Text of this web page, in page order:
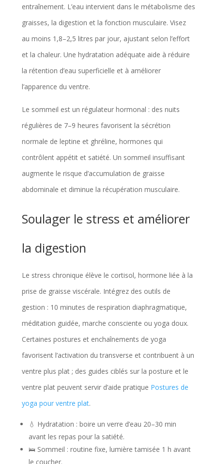
entraînement. L’eau intervient dans le métabolisme des
graisses, la digestion et la fonction musculaire. Visez
au moins 1,8–2,5 litres par jour, ajustant selon l’effort
et la chaleur. Une hydratation adéquate aide à réduire
la rétention d’eau superficielle et à améliorer
l’apparence du ventre.
Le sommeil est un régulateur hormonal : des nuits
régulières de 7–9 heures favorisent la sécrétion
normale de leptine et ghréline, hormones qui
contrôlent appétit et satiété. Un sommeil insuffisant
augmente le risque d’accumulation de graisse
abdominale et diminue la récupération musculaire.
Soulager le stress et améliorer
la digestion
Le stress chronique élève le cortisol, hormone liée à la
prise de graisse viscérale. Intégrez des outils de
gestion : 10 minutes de respiration diaphragmatique,
méditation guidée, marche consciente ou yoga doux.
Certaines postures et enchaînements de yoga
favorisent l’activation du transverse et contribuent à un
ventre plus plat ; des guides ciblés sur la posture et le
ventre plat peuvent servir d’aide pratique Postures de
yoga pour ventre plat.
💧 Hydratation : boire un verre d’eau 20–30 min
avant les repas pour la satiété.
🛌 Sommeil : routine fixe, lumière tamisée 1 h avant
le coucher.